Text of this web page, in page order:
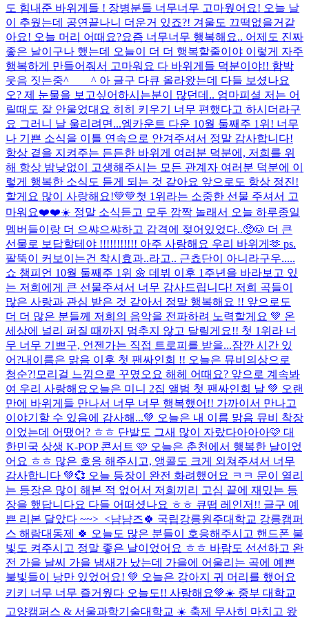
도 힘내준 바위게들 ! 장병분들 너무너무 고마웠어요! 오늘 날
이 추웠는데 공연끝나니 더운거 있죠?! 겨울도 끄떡없을거같
아요! 오늘 머리 어때요?요즘 너무너무 행복해요.. 어제도 진짜
좋은 날이구나 했는데 오늘이 더 더 행복할줄이야 이렇게 자주
행복하게 만들어줘서 고마워요 다 바위게들 덕분이야!! 함박
웃음 짓는중^____^ 아 글구 다큐 올라왔는데 다들 보셨나요
오? 제 눈물을 보고싶어하시는분이 많던데.. 엄마피셜 저는 어
릴때도 잘 안울었대요 히히 키우기 너무 편했다고 하시더라구
요 그러니 날 울리려면...엠카운트 다운 10월 둘째주 1위! 너무
나 기쁜 소식을 이틀 연속으로 안겨주셔서 정말 감사합니다!
항상 곁을 지켜주는 든든한 바위게 여러분 덕분에, 저희를 위
해 항상 밤낮없이 고생해주시는 모든 관계자 여러분 덕분에 이
렇게 행복한 소식도 듣게 되는 것 같아요 앞으로도 항상 정진!
할게요 많이 사랑해요!💚💚첫 1위라는 소중한 선물 주셔서 고
마워요❤️❤️☀️ 정말 소식듣고 모두 깜짝 놀래서 오늘 하루종일
멤버들이랑 더 으쌰으쌰하고 감격에 젖어있었다..🥺🐶 더 큰
선물로 보답할테야 !!!!!!!!!!! 아주 사랑해요 우리 바위게🫶 ps.
팔뚝이 커보이는건 착시효과..라고.. 근쵸단이 아니라구우.....
쇼 챔피언 10월 둘째주 1위 🌼 데뷔 이후 1주년을 바라보고 있
는 저희에게 큰 선물주셔서 너무 감사드립니다! 저희 곡들이
많은 사랑과 관심 받은 것 같아서 정말 행복해요 !! 앞으로도
더 더 많은 분들께 저희의 음악을 전파하려 노력할게요 💚 온
세상에 널리 퍼질 때까지 멈추지 않고 달릴게요!! 첫 1위라 너
무 너무 기쁘구, 언젠가는 직접 트로피를 받을...잠깐 시간 있
어?내이름은 맑음 이후 첫 팬싸인회 !! 오늘은 뮤비의상으로
청순?!모리걸 느낌으로 꾸몄오요 해헤 어때요? 앞으로 계속봐
여 우리 사랑해요 오늘은 미니 2집 앨범 첫 팬싸인회 날 💚 오랜
만에 바위게들 만나서 너무 너무 행복했어!! 가까이서 만나고
이야기할 수 있음에 감사해...💚 오늘은 내 이름 맑음 뮤비 착장
이었는데 어땠어? ㅎㅎ 단발도 그새 많이 자랐다아아아🩷 대
한민국 상생 K-POP 콘서트 🩷 오늘은 춘천에서 행복한 날이었
어요 ㅎㅎ 많은 호응 해주시고, 앵콜도 크게 외쳐주셔서 너무
감사합니다 💚💞 오늘 등장이 완전 화려했어요 ㅋㅋ 문이 열리
는 등장은 많이 해본 적 없어서 저희끼리 고심 끝에 재밌는 등
장을 했답니다요 다들 어떠셨나요 ㅎㅎ 큐떱 레인저!! 글구 예
쁜 리본 달았다 ~~>_<냠냠즈🍀 국립강릉원주대학교 강릉캠퍼
스 해람대동제 🍀 오늘도 많은 분들이 호응해주시고 핸드폰 불
빛도 켜주시고 정말 좋은 날이었어요 ㅎㅎ 바람도 선선하고 완
전 가을 날씨 가을 냄새가 났는데 가을에 어울리는 곡에 예쁜
불빛들이 낭만 있었어요! 💚 오늘은 강아지 귀 머리를 했어요
키키 너무 너무 즐거웠다 오늘도!! 사랑해요💚☀️ 중부 대학교
고양캠퍼스 & 서울과학기술대학교 ☀️ 축제 무사히 마치고 왔